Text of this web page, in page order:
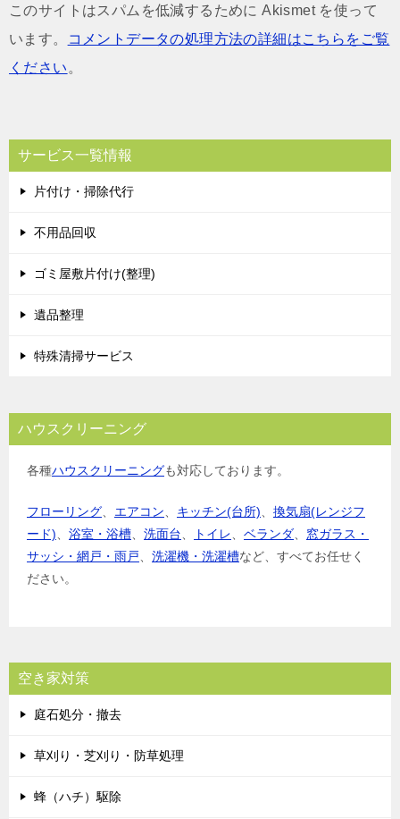
このサイトはスパムを低減するために Akismet を使って
います。
コメントデータの処理方法の詳細はこちらをご覧
ください 。
サービス一覧情報
片付け・掃除代行
不用品回収
ゴミ屋敷片付け(整理)
遺品整理
特殊清掃サービス
ハウスクリーニング
各種ハウスクリーニングも対応しております。
フローリング エアコン キッチン(台所)
換気扇(レンジフ
ード)
浴室・浴槽 洗面台 トイレ ベランダ
窓ガラス・
サッシ・網戸・雨戸
洗濯機・洗濯槽など、すべてお任せく
ださい。
空き家対策
庭石処分・撤去
草刈り・芝刈り・防草処理
蜂（ハチ）駆除